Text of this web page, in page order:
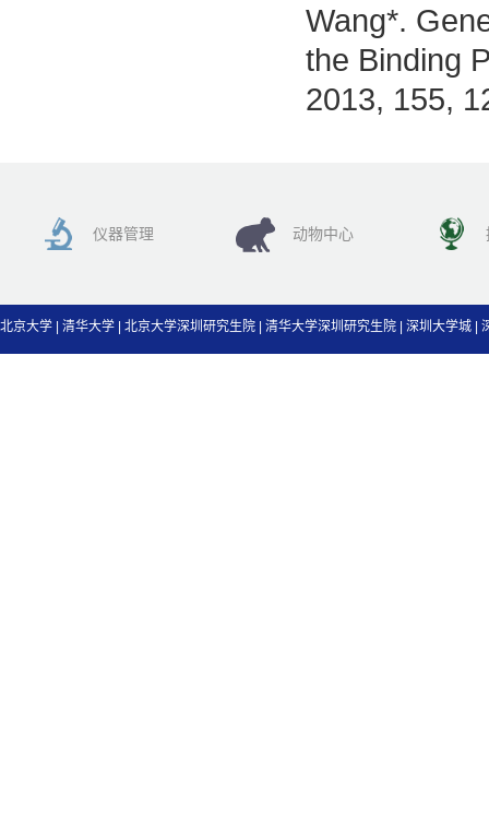
Wang*.
the Binding
2013, 155,
仪器管理 动物中心
北京大学 清华大学 北京大学深圳研究生院 清华大学深圳研究生院 深圳大学城